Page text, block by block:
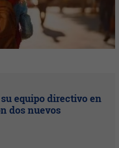
equipo directivo en
dos nuevos